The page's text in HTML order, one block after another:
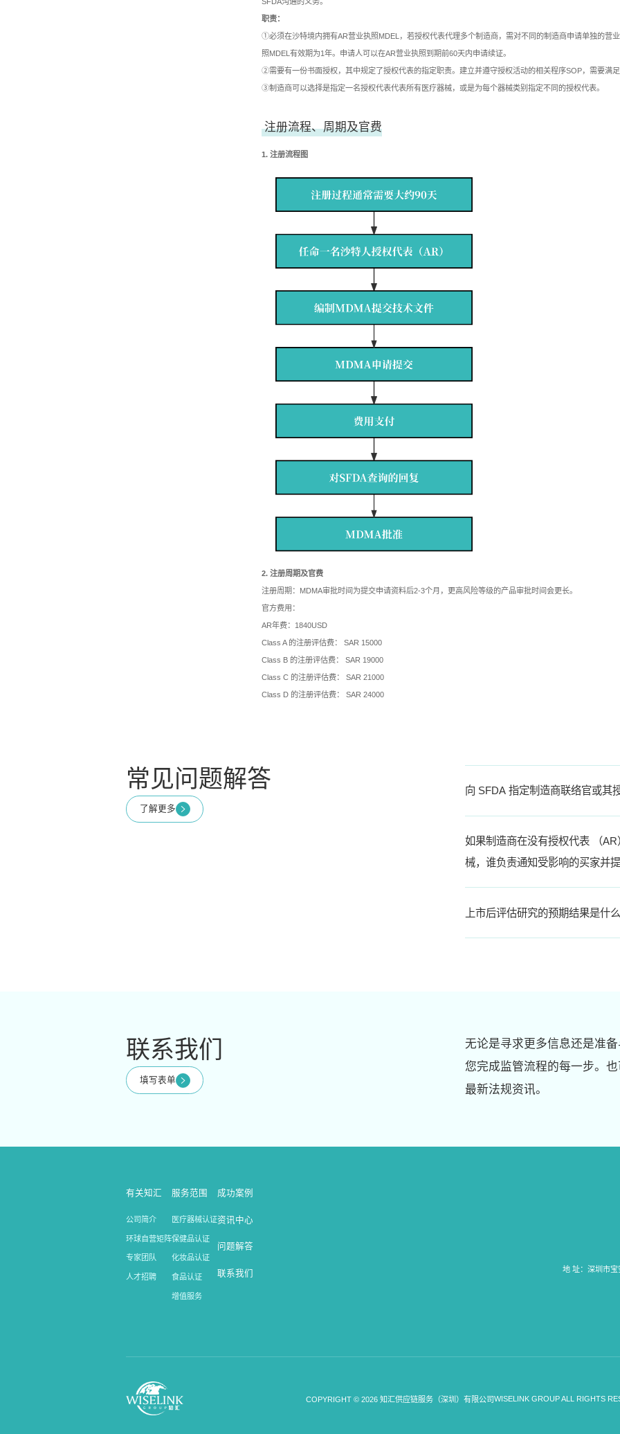
职责：
①必须在沙特境内拥有AR营业执照MDEL，若授权代表代理多个制造商，需对不同的制造商申请单独的营
照MDEL有效期为1年。申请人可以在AR营业执照到期前60天内申请续证。
②需要有一份书面授权，其中规定了授权代表的指定职责。建立并遵守授权活动的相关程序SOP，需要满足
③制造商可以选择是指定一名授权代表代表所有医疗器械，或是为每个器械类别指定不同的授权代表。
注册流程、周期及官费
1. 注册流程图
2. 注册周期及官费
注册周期：MDMA审批时间为提交申请资料后2-3个月，更高风险等级的产品审批时间会更长。
官方费用：
AR年费：1840USD
Class A 的注册评估费： SAR 15000
Class B 的注册评估费： SAR 19000
Class C 的注册评估费： SAR 21000
Class D 的注册评估费： SAR 24000
常见问题解答
了解更多
向 SFDA 指定制造商联络官或其
如果制造商在没有授权代表 （
械，谁负责通知受影响的买家并
上市后评估研究的预期结果是什么
联系我们
填写表单
无论是寻求更多信息还是准
您完成监管流程的每一步。
最新法规资讯。
有关知汇
公司简介
环球自营矩阵
专家团队
人才招聘
服务范围
医疗器械认证
保健品认证
化妆品认证
食品认证
增值服务
成功案例
资讯中心
问题解答
联系我们
地 址：深圳市
COPYRIGHT © 2026 知汇供应链服务（深圳）有限公司WISELINK GROUP ALL RIGHTS